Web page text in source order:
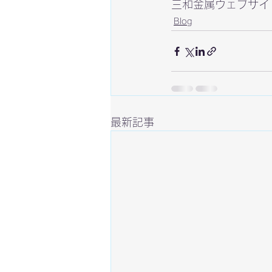
三和金属ウェブサイ
Blog
最新記事